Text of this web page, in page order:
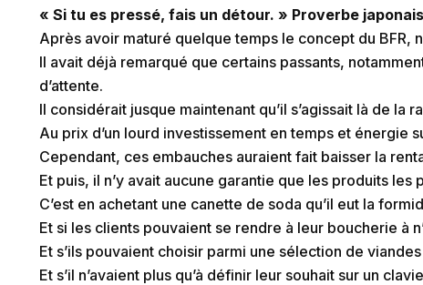
« Si tu es pressé, fais un détour. » Proverbe japonais
Après avoir maturé quelque temps le concept du
Il avait déjà remarqué que certains passants,
d’attente.
Il considérait jusque maintenant qu’il s’agissait là de
Au prix d’un lourd investissement en temps et énergie
Cependant, ces embauches auraient fait baisser la
Et puis, il n’y avait aucune garantie que les produits
C’est en achetant une canette de soda qu’il eut la
Et si les clients pouvaient se rendre à leur boucherie à
Et s’ils pouvaient choisir parmi une sélection de
Et s’il n’avaient plus qu’à définir leur souhait sur un